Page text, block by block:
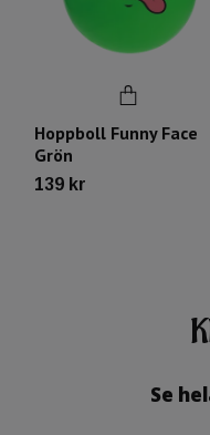
Hoppboll Funny Face
Grön
139 kr
Se